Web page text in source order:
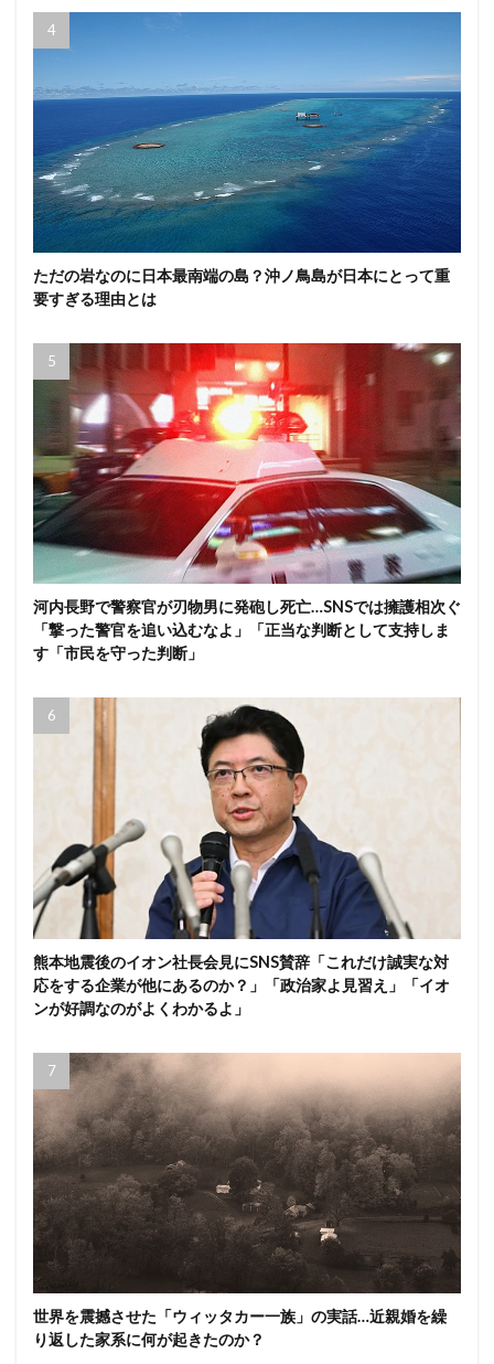
ただの岩なのに日本最南端の島？沖ノ鳥島が日本にとって重
要すぎる理由とは
河内長野で警察官が刃物男に発砲し死亡…SNSでは擁護相次ぐ
「撃った警官を追い込むなよ」「正当な判断として支持しま
す「市民を守った判断」
熊本地震後のイオン社長会見にSNS賛辞「これだけ誠実な対
応をする企業が他にあるのか？」「政治家よ見習え」「イオ
ンが好調なのがよくわかるよ」
世界を震撼させた「ウィッタカー一族」の実話…近親婚を繰
り返した家系に何が起きたのか？